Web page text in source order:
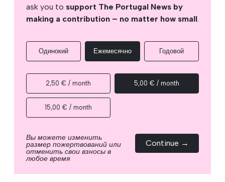
ask you to support The Portugal News by
making a contribution – no matter how small
Одинокий Ежемесячно Годовой
2,50 € / month 5,00 € / month
15,00 € / month
Вы можете изменить
размер пожертвований или
отменить свои взносы в
любое время
Continue →